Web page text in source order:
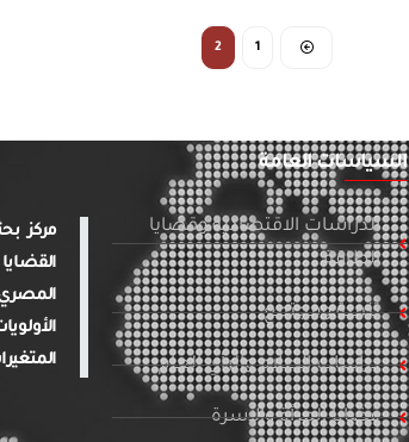
1
2
السياسات العامة
الدراسات الاقتصادية وقضايا
الطاقة
تنمية ومجتمع
دراسات الإعلام والرأي العام
قضايا المرأة والأسرة